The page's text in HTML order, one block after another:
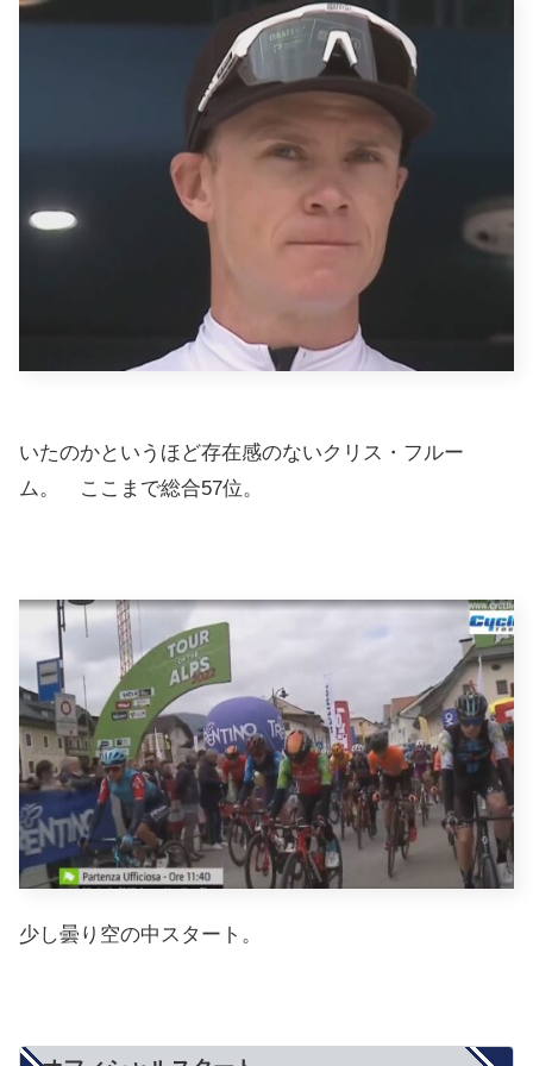
いたのかというほど存在感のないクリス・フルー
ム。 ここまで総合57位。
少し曇り空の中スタート。